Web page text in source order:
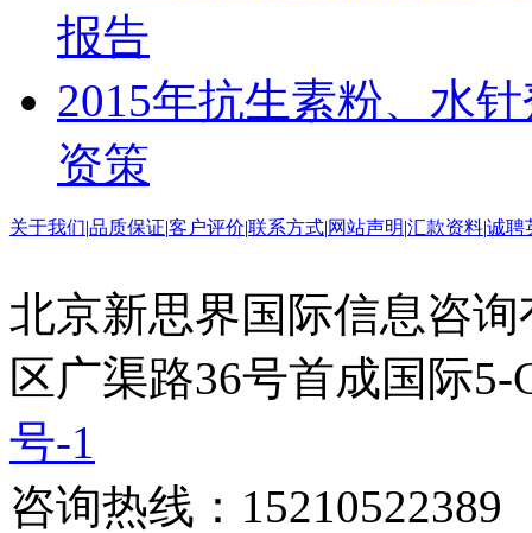
报告
2015年抗生素粉、水
资策
关于我们|品质保证|客户评价|联系方式|网站声明|汇款资料|诚聘
北京新思界国际信息咨
区广渠路36号首成国际
号-1
咨询热线：